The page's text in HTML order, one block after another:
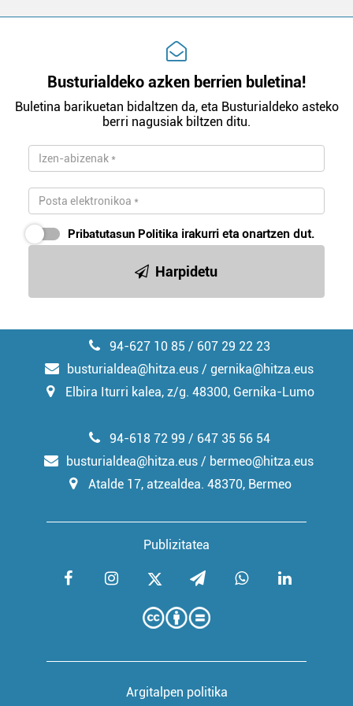
Busturialdeko azken berrien buletina!
Buletina barikuetan bidaltzen da, eta Busturialdeko asteko
berri nagusiak biltzen ditu.
Pribatutasun Politika irakurri eta onartzen dut.
Harpidetu
94-627 10 85 / 607 29 22 23
busturialdea@hitza.eus / gernika@hitza.eus
Elbira Iturri kalea, z/g. 48300, Gernika-Lumo
Publizitatea
94-618 72 99 / 647 35 56 54
busturialdea@hitza.eus / bermeo@hitza.eus
Atalde 17, atzealdea. 48370, Bermeo
Argitalpen politika